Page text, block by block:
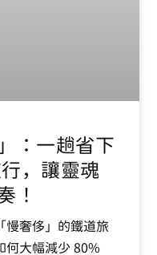
：一趟省下
，讓靈魂
！
慢奢侈」的鐵道旅
何大幅減少 80%